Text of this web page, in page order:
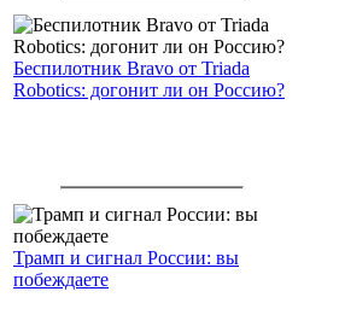
Беспилотник Bravo от Triada
Robotics: догонит ли он Россию?
Трамп и сигнал России: вы
побеждаете